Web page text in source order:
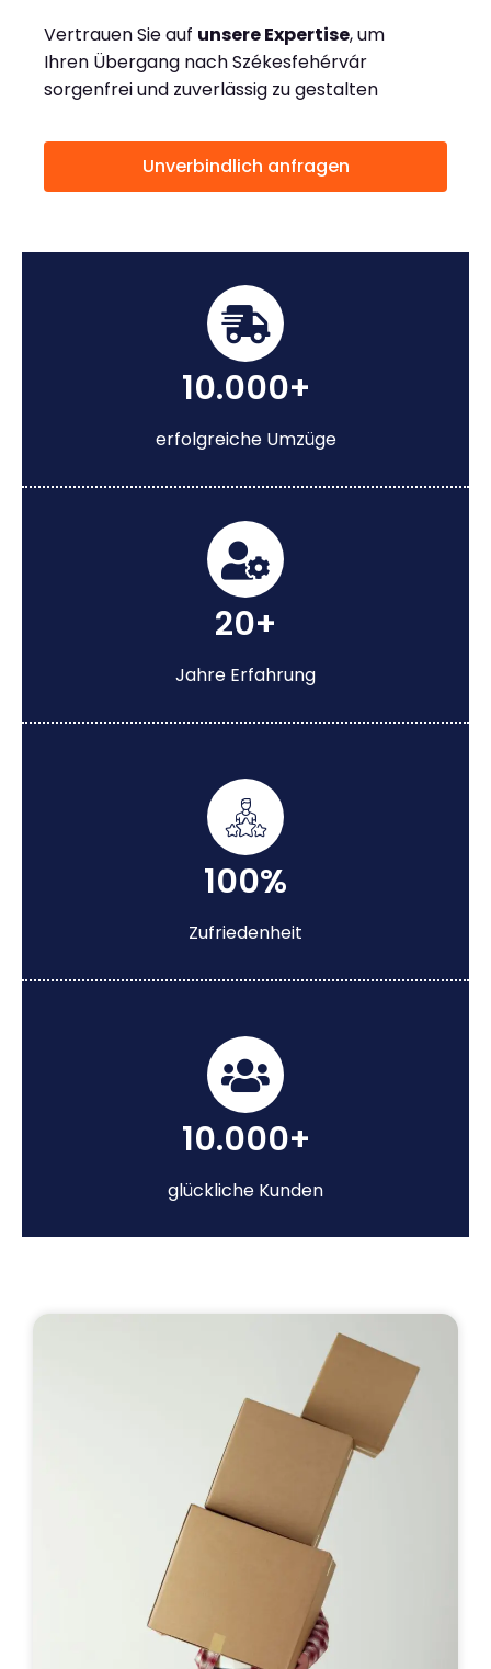
Vertrauen Sie auf unsere Expertise, um
Ihren Übergang nach Székesfehérvár
sorgenfrei und zuverlässig zu gestalten
Unverbindlich anfragen
10.000+
erfolgreiche Umzüge
20+
Jahre Erfahrung
100%
Zufriedenheit
10.000+
glückliche Kunden